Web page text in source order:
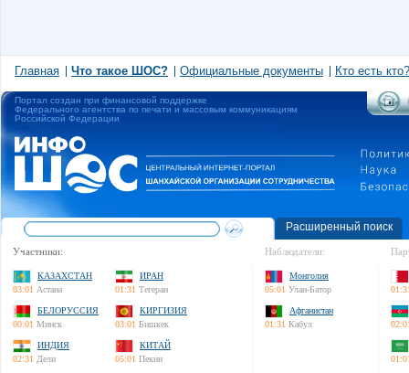
Главная Что такое ШОС? Официальные документы Кто есть кто?
Портал создан при финансовой поддержке
Федерального агентства по печати и массовым коммуникациям
Российской Федерации
Расширенный поиск
Участники:
КАЗАХСТАН
03:01 Астана
ИРАН
01:31 Тегеран
БЕЛОРУССИЯ
00:01 Минск
КИРГИЗИЯ
03:01 Бишкек
ИНДИЯ
02:31 Дели
КИТАЙ
05:01 Пекин
Наблюдатели:
Монголия
05:01 Улан-Батор
Афганистан
01:31 Кабул